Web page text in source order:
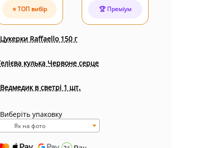
⭐ ТОП вибір 🏆 Преміум
Цукерки Raffaello 150 г
кулька Червоне серце
Ведмедик в светрі 1 шт.
Виберіть упаковку
Як на фото